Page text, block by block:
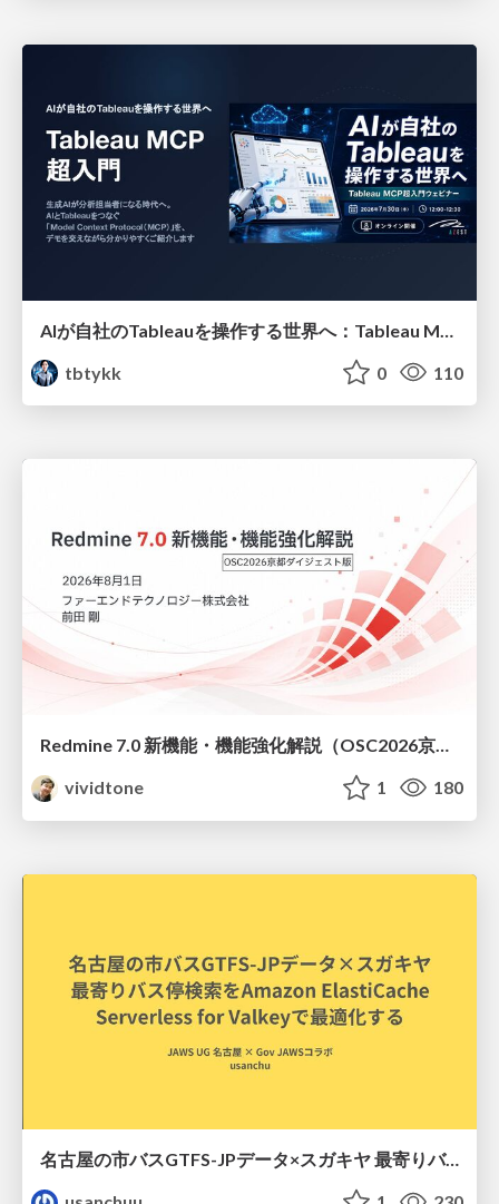
tbtykk
0 110
Redmine 7.0 新機能・機能強化解説（OSC2026京都ダイジェスト版）
vividtone
1 180
名古屋の市バスGTFS-JPデータ×スガキヤ 最寄りバス停検索をAmazon ElastiCache Serverless for Valkeyで最適化する